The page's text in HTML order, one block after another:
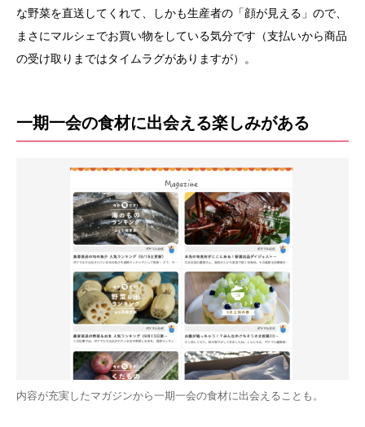
な野菜を直送してくれて、しかも生産者の「顔が見える」ので、
まさにマルシェでお買い物をしている気分です（支払いから商品
の受け取りまではタイムラグがありますが）。
一期一会の食材に出会える楽しみがある
内容が充実したマガジンから一期一会の食材に出会えることも。